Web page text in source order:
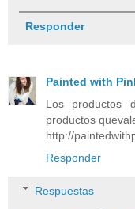
Responder
Painted with
Los productos
productos
http://
Responder
Respuestas